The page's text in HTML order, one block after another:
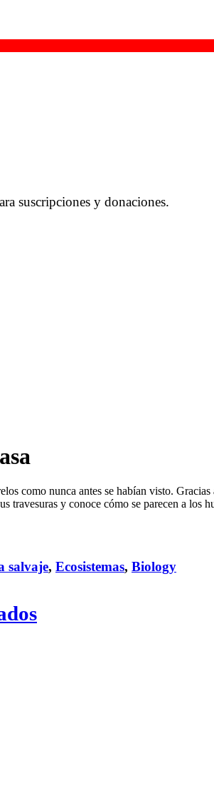
suscripciones y donaciones.
como nunca antes se habían visto.
travesuras y conoce cómo se parecen a los
salvaje, Ecosistemas, Biology